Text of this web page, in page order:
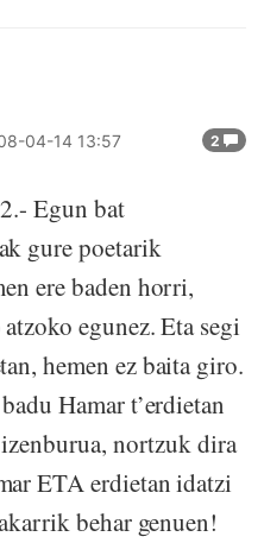
2
04-14 13:57
Egun bat
gure poetarik
ere baden horri,
egunez. Eta segi
hemen ez baita giro.
Hamar t’erdietan
nortzuk dira
ETA erdietan idatzi
behar genuen!